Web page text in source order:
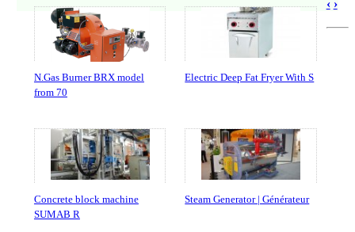
N.Gas Burner BRX model
from 70
Electric Deep Fat Fryer With S
Concrete block machine
SUMAB R
Steam Generator | Générateur
‹ ›